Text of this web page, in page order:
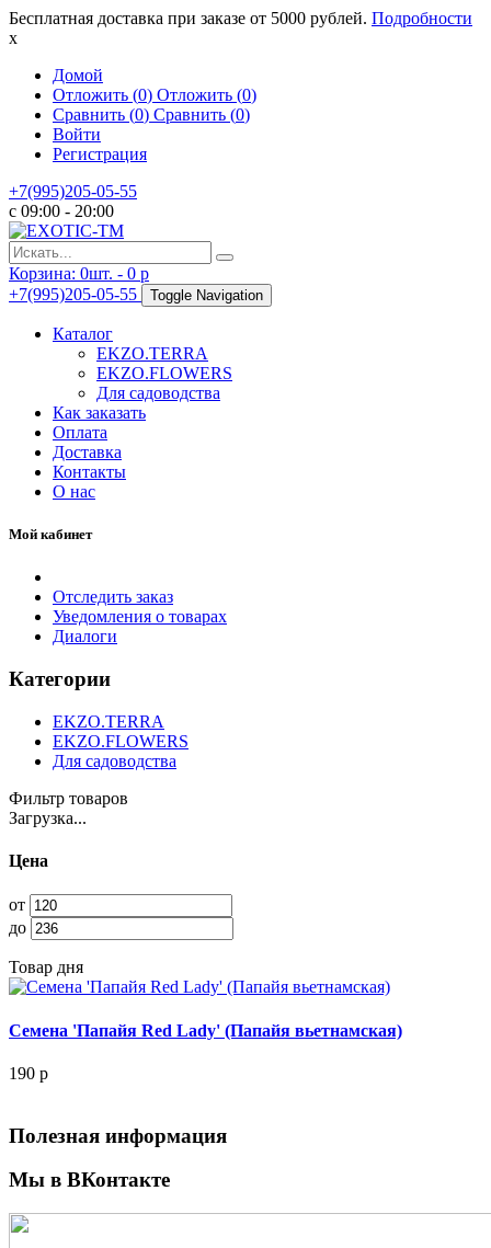
Бесплатная доставка при заказе от 5000 рублей. Подробности
x
Домой
Отложить (0) Отложить (0)
Сравнить (0) Сравнить (0)
Войти
Регистрация
+7(995)205-05-55
с 09:00 - 20:00
Корзина: 0шт. - 0 p
+7(995)205-05-55
Toggle Navigation
Каталог
EKZO.TERRA
EKZO.FLOWERS
Для садоводства
Как заказать
Оплата
Доставка
Контакты
О нас
Мой кабинет
Отследить заказ
Уведомления о товарах
Диалоги
Категории
EKZO.TERRA
EKZO.FLOWERS
Для садоводства
Фильтр товаров
Загрузка...
Цена
от
до
Товар дня
Семена 'Папайя Red Lady' (Папайя вьетнамская)
190 p
Полезная информация
Мы в ВКонтакте